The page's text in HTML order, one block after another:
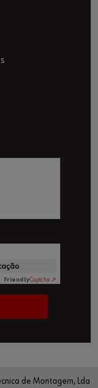
FriendlyCaptcha ⇗
de Montagem, Lda